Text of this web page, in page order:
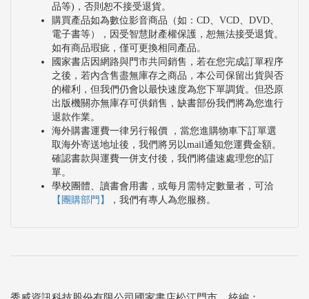
品等)，否則恕不接受退貨。
購買產品如為數位影音商品（如：CD、VCD、DVD、
電子書等），因受智慧財產權保護，恕無法接受退貨。
如有商品瑕疵，僅可更換相同產品。
國家書店因網路與門市共同銷售，若在您完成訂單程序
之後，若內含售盡無庫存之商品，本公司保留出貨與否
的權利，但我們仍會以最快速度為您下單調貨。但恐原
出版機關亦無庫存可供銷售，缺書部份我們將為您進行
退款作業。
海外購書運費一律另行報價 ，當您進購物車下訂單選
取海外寄送地址後，我們將另以mail通知您運費金額。
確認書款與運費一併支付後，我們將儘速處理您的訂
單。
學校團體、讀書會用書，或每月需特定數量者，可洽
【團購部門】
，我們有專人為您服務。